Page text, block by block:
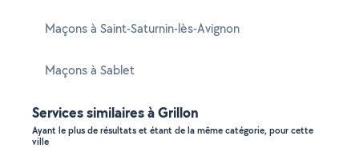
Maçons à Saint-Saturnin-lès-Avignon
Maçons à Sablet
Services similaires à Grillon
Ayant le plus de résultats et étant de la même catégorie, pour cette
ville